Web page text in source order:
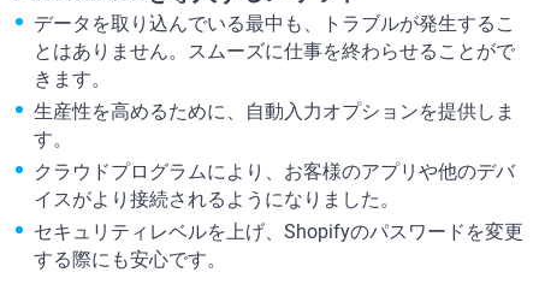
データを取り込んでいる最中も、トラブルが発生するこ
とはありません。スムーズに仕事を終わらせることがで
きます。
生産性を高めるために、自動入力オプションを提供しま
す。
クラウドプログラムにより、お客様のアプリや他のデバ
イスがより接続されるようになりました。
セキュリティレベルを上げ、Shopifyのパスワードを変更
する際にも安心です。